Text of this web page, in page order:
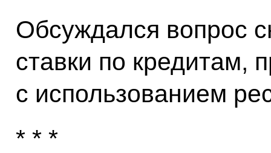
Обсуждался вопрос
ставки по кредитам,
с использованием
* * *